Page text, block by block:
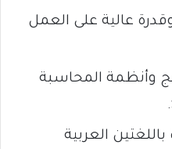
عالية على العمل
وأنظمة المحاسبة
العربية